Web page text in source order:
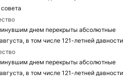
днем перекрыты абсолютные
в том числе 121-летней давности
днем перекрыты абсолютные
в том числе 121-летней давности